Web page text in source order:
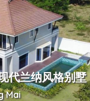
代兰纳风格别墅
Mai